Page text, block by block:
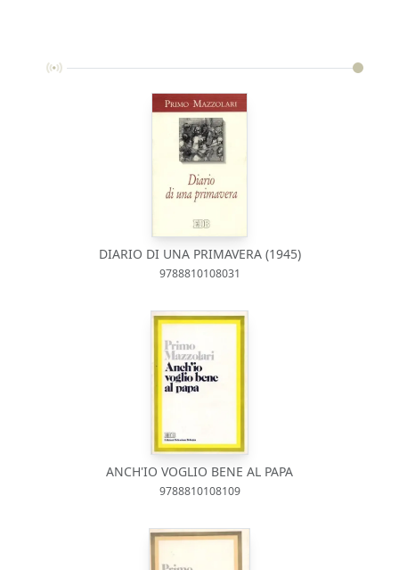
DIARIO DI UNA PRIMAVERA (1945)
9788810108031
ANCH'IO VOGLIO BENE AL PAPA
9788810108109